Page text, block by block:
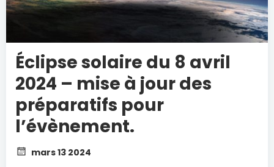
Éclipse solaire du 8 avril
2024 – mise à jour des
préparatifs pour
l’évènement.
mars 13 2024